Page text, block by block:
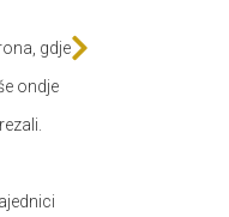
gdje
ondje